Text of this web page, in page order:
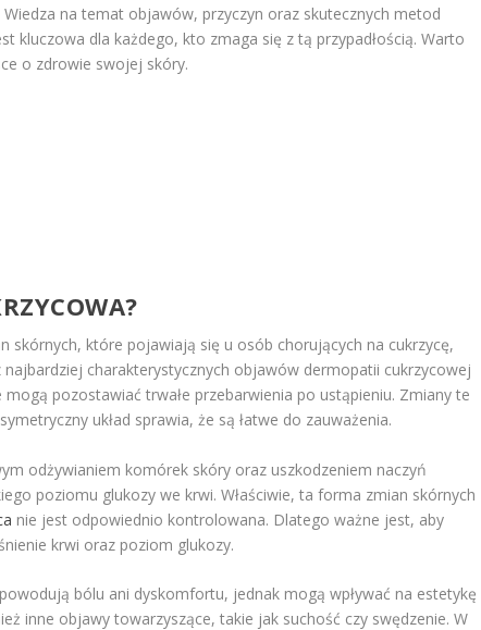
na temat objawów, przyczyn oraz skutecznych metod
kluczowa dla każdego, kto zmaga się z tą przypadłością. Warto
o zdrowie swojej skóry.
skórnych, które pojawiają się u osób chorujących na cukrzycę,
charakterystycznych objawów dermopatii cukrzycowej
pozostawiać trwałe przebarwienia po ustąpieniu. Zmiany te
układ sprawia, że są łatwe do zauważenia.
odżywianiem komórek skóry oraz uszkodzeniem naczyń
poziomu glukozy we krwi. Właściwie, ta forma zmian skórnych
nie jest odpowiednio kontrolowana. Dlatego ważne jest, aby
krwi oraz poziom glukozy.
bólu ani dyskomfortu, jednak mogą wpływać na estetykę
inne objawy towarzyszące, takie jak suchość czy swędzenie. W